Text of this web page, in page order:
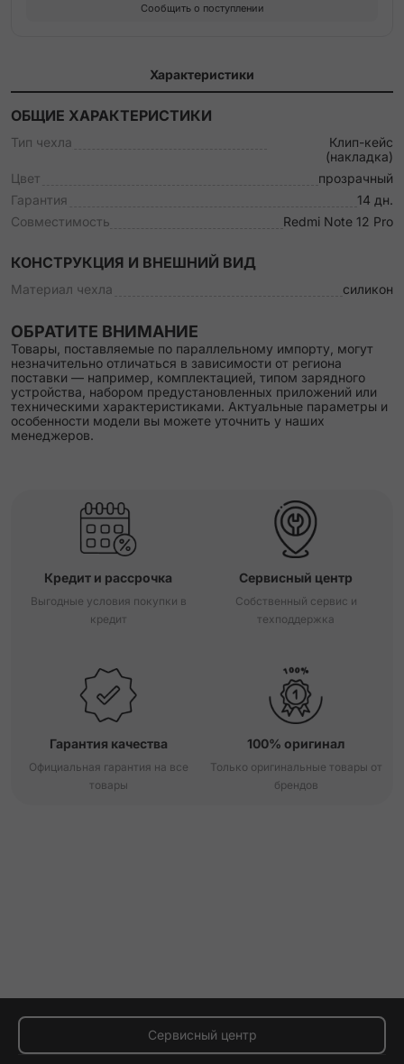
Сообщить о поступлении
Характеристики
ОБЩИЕ ХАРАКТЕРИСТИКИ
Тип чехла
Клип-кейс
(накладка)
Цвет
прозрачный
Гарантия
14 дн.
Совместимость
Redmi Note 12 Pro
КОНСТРУКЦИЯ И ВНЕШНИЙ ВИД
Материал чехла силикон
ОБРАТИТЕ ВНИМАНИЕ
Товары, поставляемые по параллельному импорту, могут
незначительно отличаться в зависимости от региона
поставки — например, комплектацией, типом зарядного
устройства, набором предустановленных приложений или
техническими характеристиками. Актуальные параметры и
особенности модели вы можете уточнить у наших
менеджеров.
Кредит и рассрочка
Выгодные условия покупки в
кредит
Сервисный центр
Собственный сервис и
техподдержка
Гарантия качества
Официальная гарантия на все
товары
100% оригинал
Только оригинальные товары от
брендов
Сервисный центр